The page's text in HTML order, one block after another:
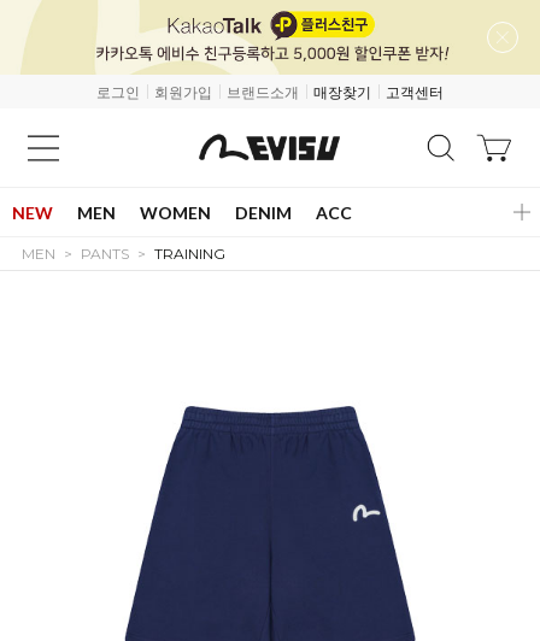
로그인 회원가입 브랜드소개 매장찾기 고객센터
NEW MEN WOMEN DENIM ACC
MEN PANTS TRAINING